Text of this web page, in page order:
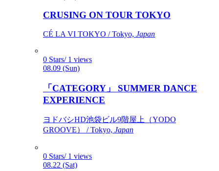
CRUSING ON TOUR TOKYO
CÉ LA VI TOKYO / Tokyo, Japan
0 Stars/ 1 views
08.09 (Sun)
「CATEGORY」 SUMMER DANCE
EXPERIENCE
ヨドバシHD池袋ビル9階屋上（YODO
GROOVE） / Tokyo, Japan
0 Stars/ 1 views
08.22 (Sat)